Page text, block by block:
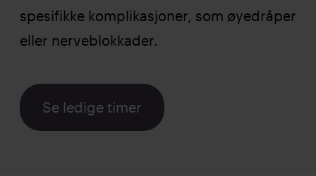
spesifikke komplikasjoner, som øyedråper
eller nerveblokkader.
Se ledige timer